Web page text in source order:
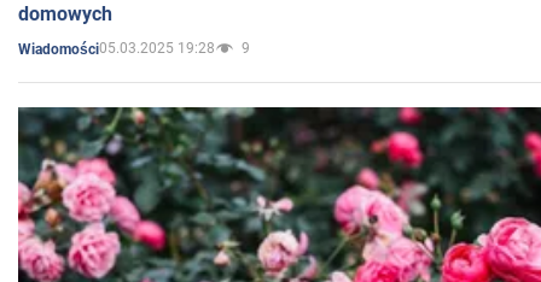
domowych
Wiadomości05.03.2025 19:28 9